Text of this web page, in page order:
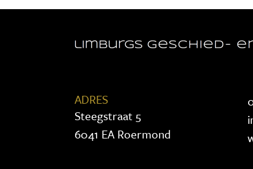
ADRES
Steegstraat 5
6041 EA Roermond